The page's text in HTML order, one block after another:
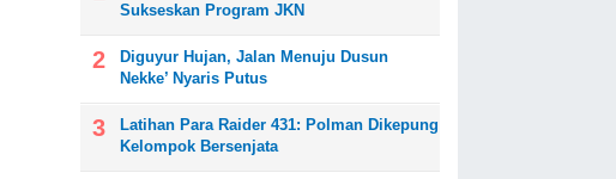
Sukseskan Program JKN
Diguyur Hujan, Jalan Menuju Dusun
Nekke’ Nyaris Putus
Latihan Para Raider 431: Polman Dikepung
Kelompok Bersenjata